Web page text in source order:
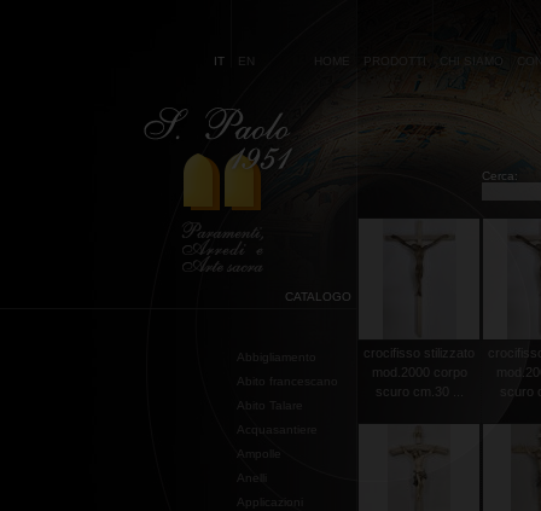
IT EN HOME PRODOTTI CHI SIAMO
Cerca:
CATALOGO
Abbigliamento
Abito francescano
Abito Talare
Acquasantiere
Ampolle
Anelli
Applicazioni
crocifisso stilizzato
mod.2000 corpo
scuro cm.30 ...
scuro